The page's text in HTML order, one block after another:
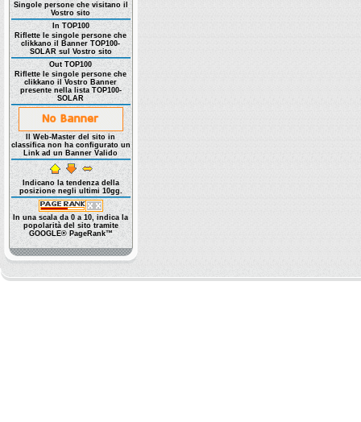
Singole persone che visitano il
Vostro sito
In TOP100
Riflette le singole persone che
clikkano il Banner TOP100-
SOLAR sul Vostro sito
Out TOP100
Riflette le singole persone che
clikkano il Vostro Banner
presente nella lista TOP100-
SOLAR
Il Web-Master del sito in
classifica non ha configurato un
Link ad un Banner Valido
Indicano la tendenza della
posizione negli ultimi 10gg.
In una scala da 0 a 10, indica la
popolarità del sito tramite
GOOGLE® PageRank™